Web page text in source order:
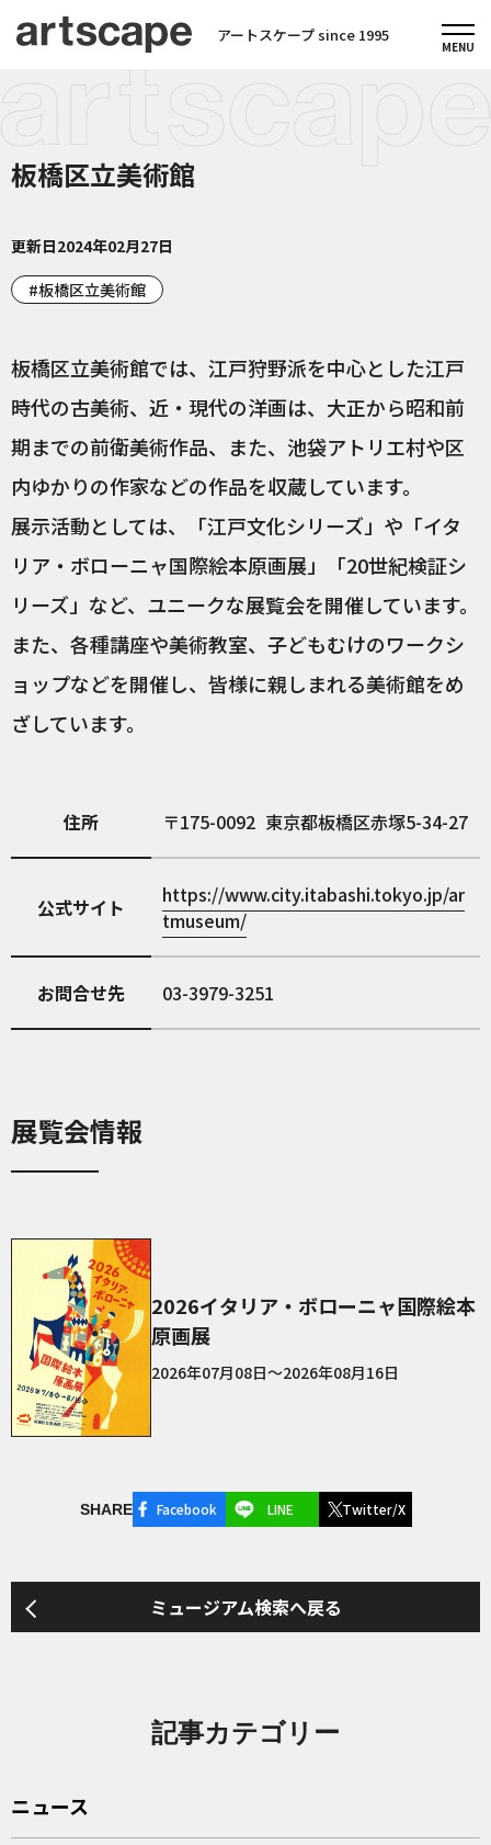
アートスケープ since 1995
板橋区立美術館
更新日2024年02月27日
板橋区立美術館
板橋区立美術館では、江戸狩野派を中心とした江戸
時代の古美術、近・現代の洋画は、大正から昭和前
期までの前衛美術作品、また、池袋アトリエ村や区
内ゆかりの作家などの作品を収蔵しています。
展示活動としては、「江戸文化シリーズ」や「イタ
リア・ボローニャ国際絵本原画展」「20世紀検証シ
リーズ」など、ユニークな展覧会を開催しています。
また、各種講座や美術教室、子どもむけのワークシ
ョップなどを開催し、皆様に親しまれる美術館をめ
ざしています。
住所 175-0092 東京都板橋区赤塚5-34-27
公式サイト
https://www.city.itabashi.tokyo.jp/ar
tmuseum/
お問合せ先 03-3979-3251
展覧会情報
2026イタリア・ボローニャ国際絵本
原画展
2026年07月08日～2026年08月16日
SHARE Facebook LINE Twitter/X
ミュージアム検索へ戻る
記事カテゴリー
ニュース